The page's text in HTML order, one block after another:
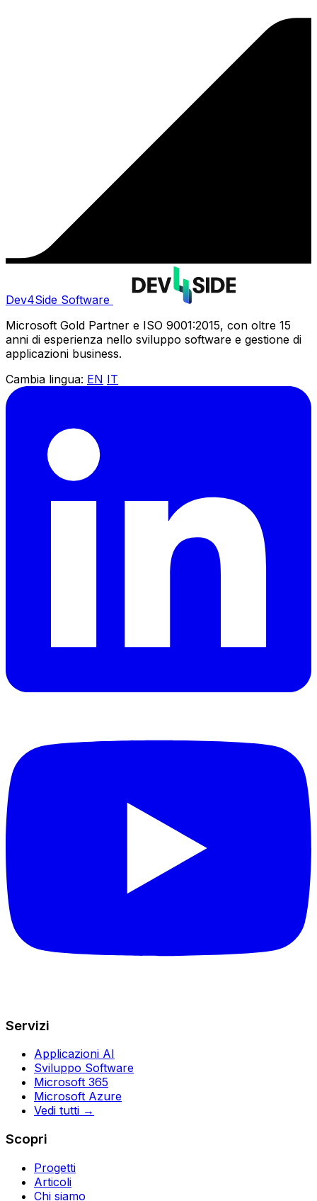
Dev4Side Software
Microsoft Gold Partner e ISO 9001:2015, con oltre 15
anni di esperienza nello sviluppo software e gestione di
applicazioni business.
Cambia lingua: EN IT
Servizi
Applicazioni AI
Sviluppo Software
Microsoft 365
Microsoft Azure
Vedi tutti →
Scopri
Progetti
Articoli
Chi siamo